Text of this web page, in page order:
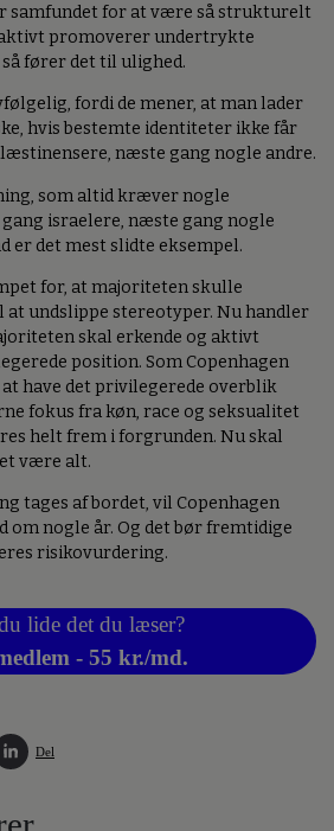
samfundet for at være så strukturelt
promoverer undertrykte
fører det til ulighed.
fordi de mener, at man lader
hvis bestemte identiteter ikke får
næste gang nogle andre.
som altid kræver nogle
israelere, næste gang nogle
er det mest slidte eksempel.
for, at majoriteten skulle
undslippe stereotyper. Nu handler
skal erkende og aktivt
position. Som Copenhagen
have det privilegerede overblik
fokus fra køn, race og seksualitet
helt frem i forgrunden. Nu skal
være alt.
tages af bordet, vil Copenhagen
om nogle år. Og det bør fremtidige
risikovurdering.
lide det du læser?
- 55 kr./md.
Del